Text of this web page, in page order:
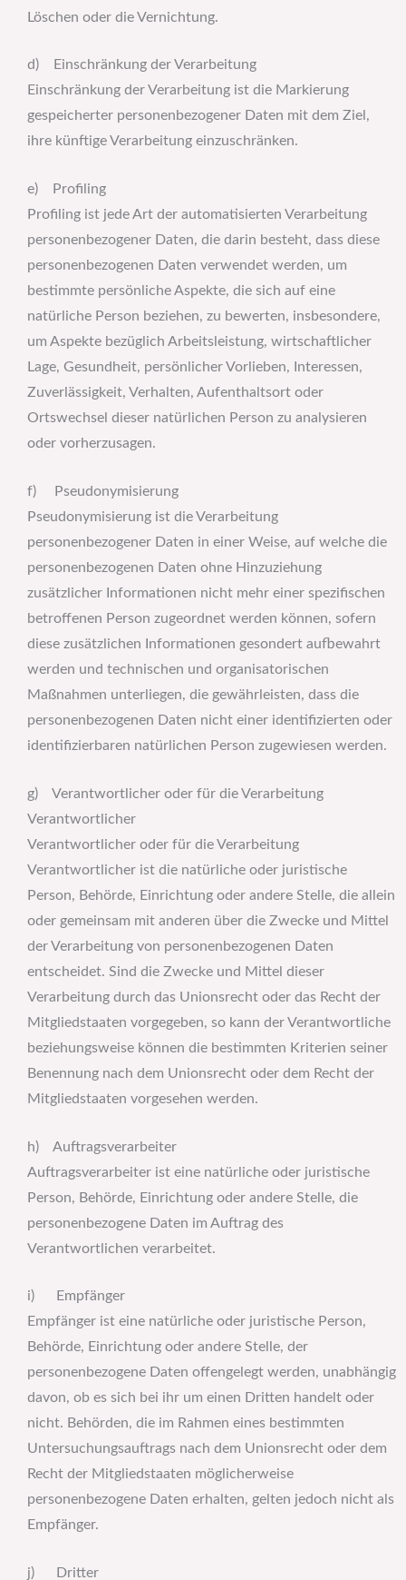
Löschen oder die Vernichtung.
d) Einschränkung der Verarbeitung
Einschränkung der Verarbeitung ist die Markierung
gespeicherter personenbezogener Daten mit dem Ziel,
ihre künftige Verarbeitung einzuschränken.
e) Profiling
Profiling ist jede Art der automatisierten Verarbeitung
personenbezogener Daten, die darin besteht, dass diese
personenbezogenen Daten verwendet werden, um
bestimmte persönliche Aspekte, die sich auf eine
natürliche Person beziehen, zu bewerten, insbesondere,
um Aspekte bezüglich Arbeitsleistung, wirtschaftlicher
Lage, Gesundheit, persönlicher Vorlieben, Interessen,
Zuverlässigkeit, Verhalten, Aufenthaltsort oder
Ortswechsel dieser natürlichen Person zu analysieren
oder vorherzusagen.
f) Pseudonymisierung
Pseudonymisierung ist die Verarbeitung
personenbezogener Daten in einer Weise, auf welche die
personenbezogenen Daten ohne Hinzuziehung
zusätzlicher Informationen nicht mehr einer spezifischen
betroffenen Person zugeordnet werden können, sofern
diese zusätzlichen Informationen gesondert aufbewahrt
werden und technischen und organisatorischen
Maßnahmen unterliegen, die gewährleisten, dass die
personenbezogenen Daten nicht einer identifizierten oder
identifizierbaren natürlichen Person zugewiesen werden.
g) Verantwortlicher oder für die Verarbeitung
Verantwortlicher
Verantwortlicher oder für die Verarbeitung
Verantwortlicher ist die natürliche oder juristische
Person, Behörde, Einrichtung oder andere Stelle, die allein
oder gemeinsam mit anderen über die Zwecke und Mittel
der Verarbeitung von personenbezogenen Daten
entscheidet. Sind die Zwecke und Mittel dieser
Verarbeitung durch das Unionsrecht oder das Recht der
Mitgliedstaaten vorgegeben, so kann der Verantwortliche
beziehungsweise können die bestimmten Kriterien seiner
Benennung nach dem Unionsrecht oder dem Recht der
Mitgliedstaaten vorgesehen werden.
h) Auftragsverarbeiter
Auftragsverarbeiter ist eine natürliche oder juristische
Person, Behörde, Einrichtung oder andere Stelle, die
personenbezogene Daten im Auftrag des
Verantwortlichen verarbeitet.
i) Empfänger
Empfänger ist eine natürliche oder juristische Person,
Behörde, Einrichtung oder andere Stelle, der
personenbezogene Daten offengelegt werden, unabhängig
davon, ob es sich bei ihr um einen Dritten handelt oder
nicht. Behörden, die im Rahmen eines bestimmten
Untersuchungsauftrags nach dem Unionsrecht oder dem
Recht der Mitgliedstaaten möglicherweise
personenbezogene Daten erhalten, gelten jedoch nicht als
Empfänger.
j) Dritter